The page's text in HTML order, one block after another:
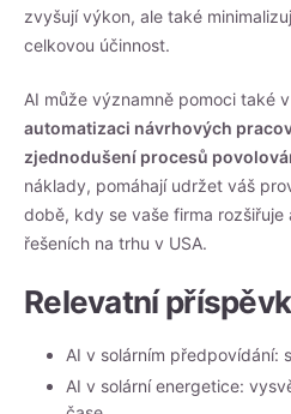
zvyšují výkon, ale také
celkovou účinnost.
AI může významně pomoci také v
automatizaci návrhových
zjednodušení procesů
náklady, pomáhají udržet váš
době, kdy se vaše firma
řešeních na trhu v USA.
Relevatní
AI v solárním předpovídání:
AI v solární energetice: